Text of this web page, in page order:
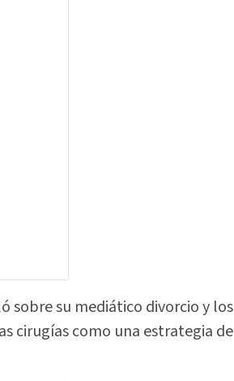
sobre su mediático divorcio y los
cirugías como una estrategia de